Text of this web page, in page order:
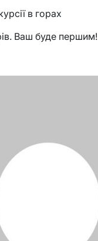
в горах
Ваш буде першим!